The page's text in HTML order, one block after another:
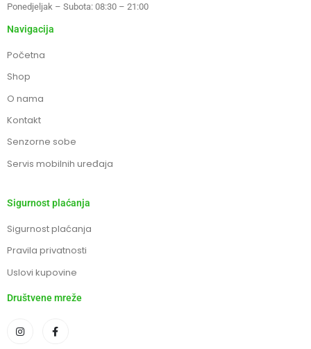
Ponedjeljak – Subota: 08:30 – 21:00
Navigacija
Početna
Shop
O nama
Kontakt
Senzorne sobe
Servis mobilnih uređaja
Sigurnost plaćanja
Sigurnost plaćanja
Pravila privatnosti
Uslovi kupovine
Društvene mreže